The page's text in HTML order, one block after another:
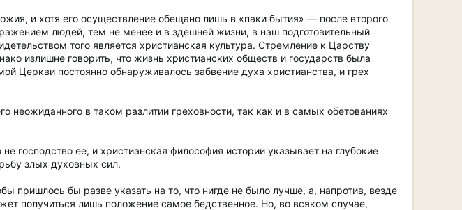
и хотя его осуществление обещано лишь в «паки бытия» — после второго
людей, тем не менее и в здешней жизни, в наш подготовительный
того является христианская культура. Стремление к Царству
излишне говорить, что жизнь христианских обществ и государств была
Церкви постоянно обнаруживалось забвение духа христианства, и грех
неожиданного в таком разлитии греховности, так как и в самых обетованиях
господство ее, и христианская философия истории указывает на глубокие
злых духовных сил.
пришлось бы разве указать на то, что нигде не было лучше, а, напротив, везде
получиться лишь положение самое бедственное. Но, во всяком случае,